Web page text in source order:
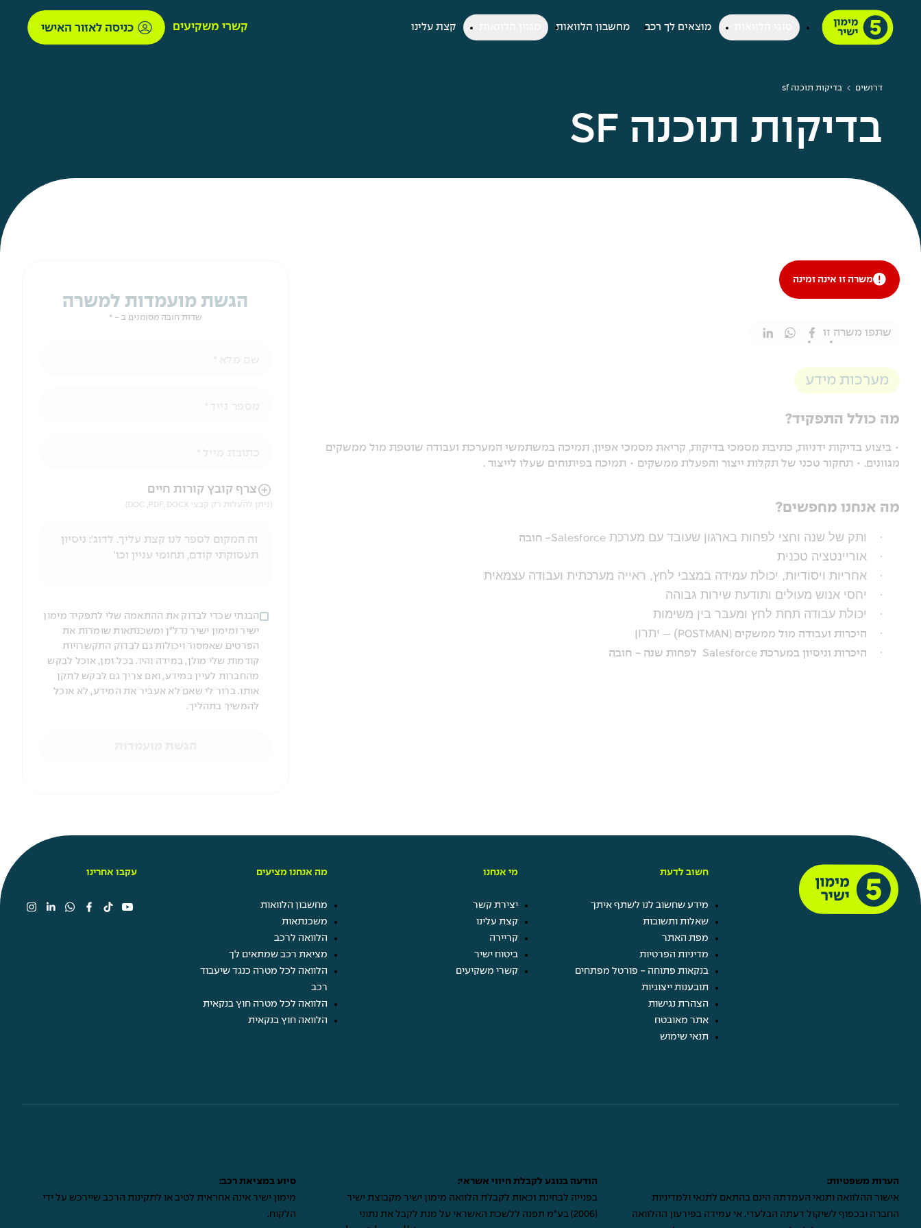
מוצאים לך רכב מחשבון הלוואות קצת עלינו קשרי משקיעים כניסה לאזור האישי
דרושים בדיקות תוכנה sf
בדיקות תוכנה SF
משרה זו אינה זמינה
שתפו משרה זו
מערכות מידע
מה כולל התפקיד?
• ביצוע בדיקות ידניות, כתיבת מסמכי בדיקות, קריאת מסמכי אפיון, תמיכה במשתמשי המערכת ועבודה שוטפת מול ממשקים
מגוונים. • תחקור טכני של תקלות ייצור והפעלת ממשקים • תמיכה בפיתוחים שעלו לייצור .
מה אנחנו מחפשים?
· ותק של שנה וחצי לפחות בארגון שעובד עם מערכתSalesforce- חובה
·
אוריינטציה טכנית
·
אחריות ויסודיות, יכולת עמידה במצבי לחץ, ראייה מערכתית ועבודה עצמאית
·
יחסי אנוש מעולים ותודעת שירות גבוהה
·
יכולת עבודה תחת לחץ ומעבר בין משימות
·
היכרות ועבודה מול ממשקים (POSTMAN
) – יתרון
·
היכרות וניסיון במערכתSalesforce לפחות שנה - חובה
הגשת מועמדות למשרה
שדות חובה מסומנים ב - *
הניווט לאחר העלאת הקובץ באמצעות מקש ה-TAB
צרף קובץ קורות חיים
(ניתן להעלות רק קבצי DOC ,PDF, DOCX)
הבנתי שכדי לבדוק את ההתאמה שלי לתפקיד מימון
ישיר ומימון ישיר נדל"ן ומשכנתאות שומרות את
הפרטים שאמסור ויכולות גם לבדוק התקשרויות
קודמות שלי מולן, במידה והיו. בכל זמן, אוכל לבקש
מהחברות לעיין במידע, ואם צריך גם לבקש לתקן
אותו. ברור לי שאם לא אעביר את המידע, לא אוכל
להמשיך בתהליך.
חשוב לדעת
מידע שחשוב לנו לשתף איתך
שאלות ותשובות
מפת האתר
מדיניות הפרטיות
בנקאות פתוחה - פורטל מפתחים
תובענות ייצוגיות
הצהרת נגישות
אתר מאובטח
תנאי שימוש
מי אנחנו
יצירת קשר
קצת עלינו
קריירה
ביטוח ישיר
קשרי משקיעים
מה אנחנו מציעים
מחשבון הלוואות
משכנתאות
הלוואה לרכב
מציאת רכב שמתאים לך
הלוואה לכל מטרה כנגד שיעבוד
רכב
הלוואה לכל מטרה חוץ בנקאית
הלוואה חוץ בנקאית
עקבו אחרינו
הערות משפטיות:
אישור ההלוואה ותנאי העמדתה הינם בהתאם לתנאי ולמדיניות
החברה ובכפוף לשיקול דעתה הבלעדי. אי עמידה בפירעון ההלוואה
הודעה בנוגע לקבלת חיווי אשראי:
בפנייה לבחינת זכאות לקבלת הלוואה מימון ישיר מקבוצת ישיר
(2006) בע"מ תפנה ללשכת האשראי על מנת לקבל את נתוני
סיוע במציאת רכב:
מימון ישיר אינה אחראית לטיב או לתקינות הרכב שיירכש על ידי
הלקוח.